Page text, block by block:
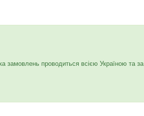
замовлень проводиться всією Україною та за